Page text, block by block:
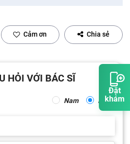
Đặt
khám
Cảm ơn Chia sẻ
HỎI VỚI BÁC SĨ
Nam Nữ